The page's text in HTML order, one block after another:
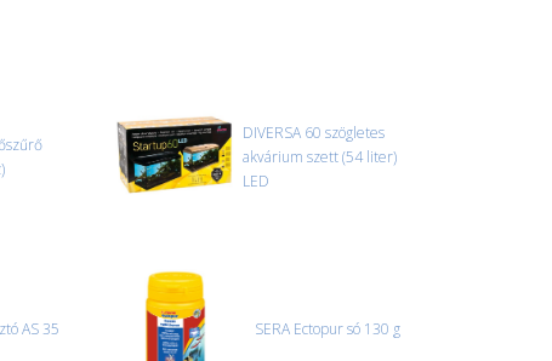
DIVERSA 60 szögletes
akvárium szett (54 liter)
LED
AS 35 SERA Ectopur só 130 g